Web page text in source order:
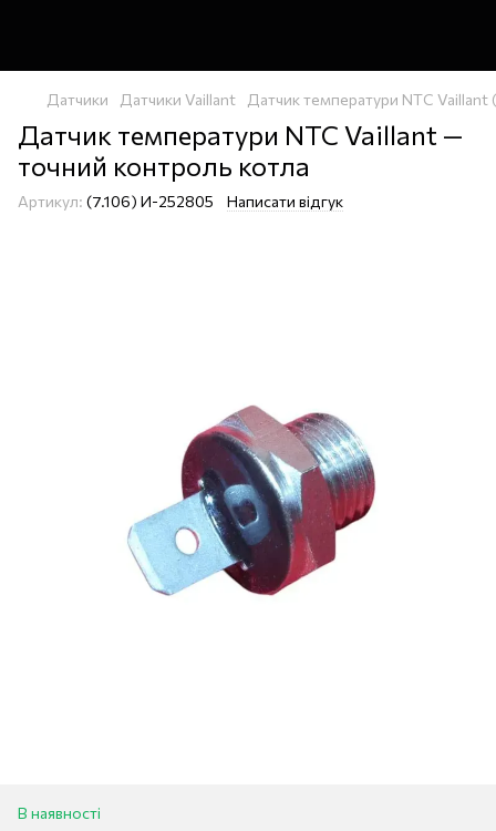
Датчики Датчики Vaillant Датчик температури NTC
Датчик температури NTC Vaillant —
точний контроль котла
Артикул: (7.106) И-252805 Написати відгук
В наявності